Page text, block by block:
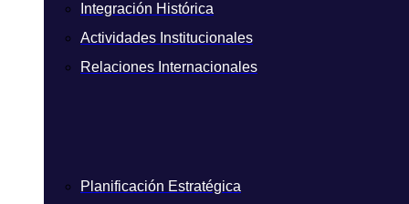
Integración Histórica
Actividades Institucionales
Relaciones Internacionales
Planificación Estratégica